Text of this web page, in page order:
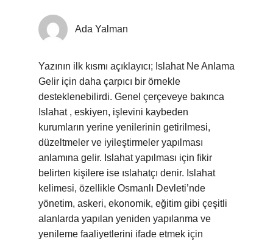
Ada Yalman
Yazının ilk kısmı açıklayıcı; Islahat Ne Anlama
Gelir için daha çarpıcı bir örnekle
desteklenebilirdi. Genel çerçeveye bakınca
Islahat , eskiyen, işlevini kaybeden
kurumların yerine yenilerinin getirilmesi,
düzeltmeler ve iyileştirmeler yapılması
anlamına gelir. Islahat yapılması için fikir
belirten kişilere ise ıslahatçı denir. Islahat
kelimesi, özellikle Osmanlı Devleti’nde
yönetim, askeri, ekonomik, eğitim gibi çeşitli
alanlarda yapılan yeniden yapılanma ve
yenileme faaliyetlerini ifade etmek için